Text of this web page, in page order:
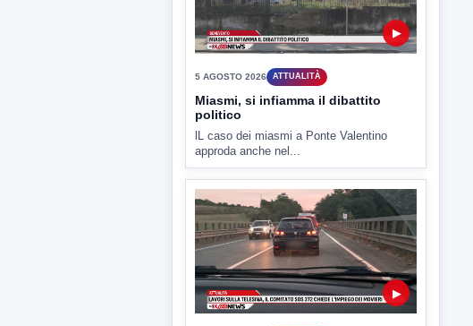
Miasmi, si infiamma il dibattito
politico
lL caso dei miasmi a Ponte Valentino
approda anche nel...